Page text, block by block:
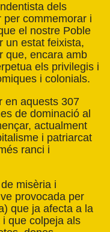
dels
commemorar i
el nostre Poble
un estat feixista,
que, encara amb
els privilegis i
i colonials.
en aquests 307
de dominació al
actualment
i patriarcat
ranci i
misèria i
provocada per
que ja afecta a la
que colpeja als